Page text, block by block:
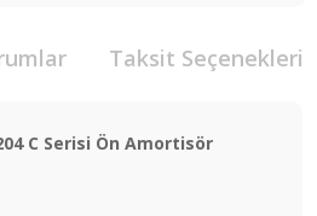
Taksit Seçenekleri
C Serisi Ön Amortisör